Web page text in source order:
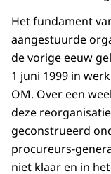
Het fundament
aangestuurde
de vorige eeuw
1 juni 1999 in
OM. Over een
deze
geconstrueerd
procureurs-
niet klaar en in